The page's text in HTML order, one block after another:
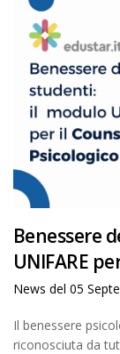
Benessere
UNIFARE
News del 05
Il benessere
riconosciuta da